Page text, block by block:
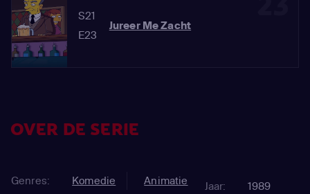
S21
E23
Jureer Me Zacht
OVER DE SERIE
Genres: Komedie Animatie Jaar: 1989